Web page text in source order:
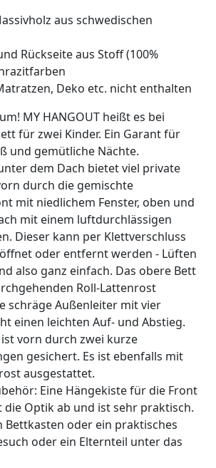
aus schwedischen
Rückseite aus Stoff (100%
Deko etc. nicht enthalten
MY HANGOUT heißt es bei
für zwei Kinder. Ein Garant für
und gemütliche Nächte.
dem Dach bietet viel private
durch die gemischte
mit niedlichem Fenster, oben und
mit einem luftdurchlässigen
Dieser kann per Klettverschluss
oder entfernt werden - Lüften
also ganz einfach. Das obere Bett
Roll-Lattenrost
schräge Außenleiter mit vier
einen leichten Auf- und Abstieg.
vorn durch zwei kurze
gesichert. Es ist ebenfalls mit
ausgestattet.
Eine Hängekiste für die Front
die Optik ab und ist sehr praktisch.
Bettkasten oder ein praktisches
oder ein Elternteil unter das